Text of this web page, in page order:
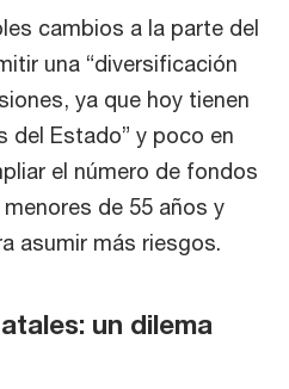
cambios a la parte del
una “diversificación
ya que hoy tienen
del Estado” y poco en
el número de fondos
de 55 años y
asumir más riesgos.
un dilema